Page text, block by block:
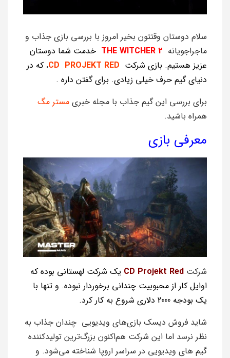
سلام دوستان وقتتون بخیر امروز با بررسی بازی جذاب و
ماجراجویانه
THE WITCHER 2
خدمت شما دوستان
عزیز هستیم. بازی شرکت CD PROJEKT RED
. که در
دنیای گیم حرف خیلی زیادی. برای گفتن داره .
برای بررسی این گیم جذاب با مجله خبری مستر مگ
همراه باشید.
معرفی بازی
شرکت CD Projekt Red یک شرکت لهستانی بوده که
اوایل کار از محبوبیت چندانی برخوردار نبوده. و تنها با
یک بودجه 2000 دلاری شروع به کار کرد.
شاید فروش دیسک بازی‌های ویدیویی چندان جذاب به
نظر نرسد اما این شرکت هم‌اکنون بزرگ‌ترین تولیدکننده
گیم های ویدیویی در سراسر اروپا شناخته می‌شود. و